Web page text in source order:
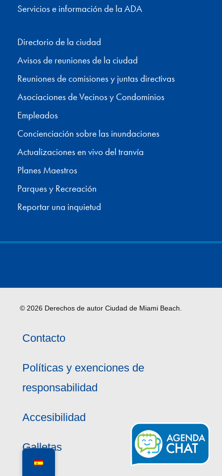
Servicios e información de la ADA
Directorio de la ciudad
Avisos de reuniones de la ciudad
Reuniones de comisiones y juntas directivas
Asociaciones de Vecinos y Condominios
Empleados
Concienciación sobre las inundaciones
Actualizaciones en vivo del tranvía
Planes Maestros
Parques y Recreación
Reportar una inquietud
© 2026 Derechos de autor Ciudad de Miami Beach.
Contacto
Políticas y exenciones de
responsabilidad
Accesibilidad
Galletas